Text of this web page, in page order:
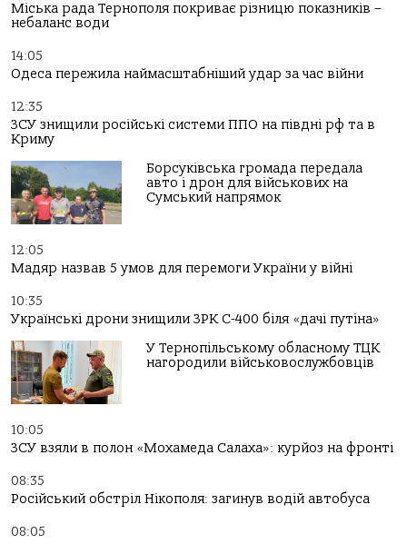
Міська рада Тернополя покриває різницю показників –
небаланс води
14:05
Одеса пережила наймасштабніший удар за час війни
12:35
ЗСУ знищили російські системи ППО на півдні рф та в
Криму
Борсуківська громада передала
авто і дрон для військових на
Сумський напрямок
12:05
Мадяр назвав 5 умов для перемоги України у війні
10:35
Українські дрони знищили ЗРК С-400 біля «дачі путіна»
У Тернопільському обласному ТЦК
нагородили військовослужбовців
10:05
ЗСУ взяли в полон «Мохамеда Салаха»: курйоз на фронті
08:35
Російський обстріл Нікополя: загинув водій автобуса
08:05